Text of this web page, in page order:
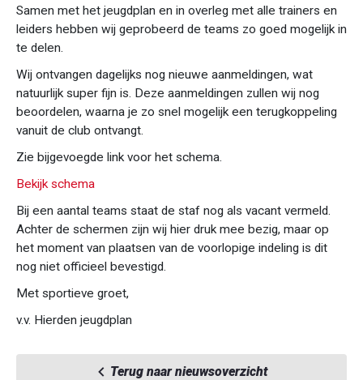
Samen met het jeugdplan en in overleg met alle trainers en
leiders hebben wij geprobeerd de teams zo goed mogelijk in
te delen.
Wij ontvangen dagelijks nog nieuwe aanmeldingen, wat
natuurlijk super fijn is. Deze aanmeldingen zullen wij nog
beoordelen, waarna je zo snel mogelijk een terugkoppeling
vanuit de club ontvangt.
Zie bijgevoegde link voor het schema.
Bekijk schema
Bij een aantal teams staat de staf nog als vacant vermeld.
Achter de schermen zijn wij hier druk mee bezig, maar op
het moment van plaatsen van de voorlopige indeling is dit
nog niet officieel bevestigd.
Met sportieve groet,
v.v. Hierden jeugdplan
Terug naar nieuwsoverzicht